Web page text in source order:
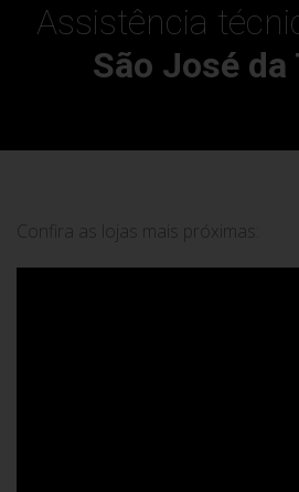
Assistência
São José da
Confira as lojas mais próximas: